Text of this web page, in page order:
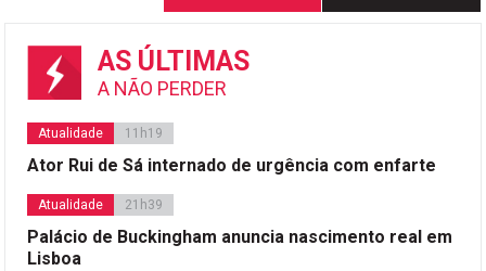
conteúdosAS ÚLTIMAS
A NÃO PERDER
Atualidade 11h19
Ator Rui de Sá internado de urgência com enfarte
Atualidade 21h39
Palácio de Buckingham anuncia nascimento real em
Lisboa